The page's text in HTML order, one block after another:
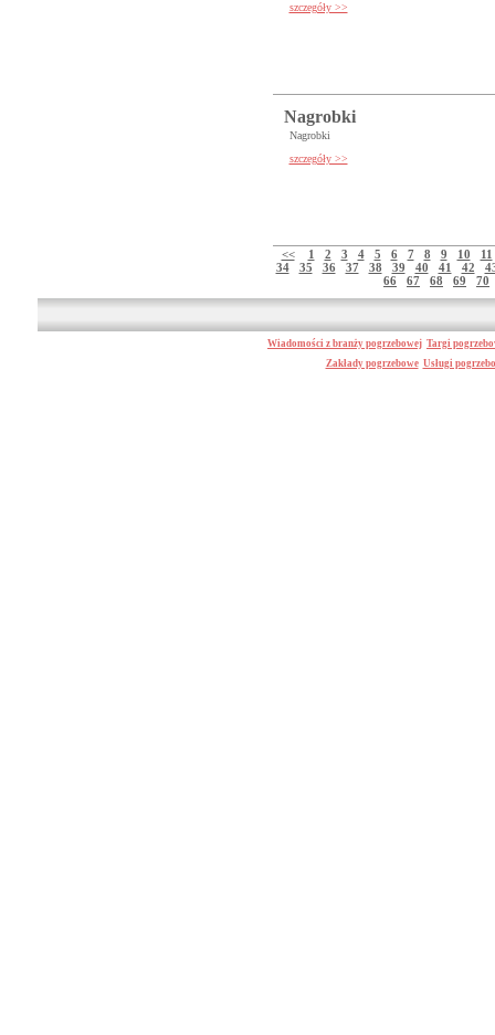
szczegóły >>
Nagrobki
Nagrobki
szczegóły >>
<< 1 2 3 4 5 6 7 8 9 10
11
34
35 36 37 38 39 40 41 42
66
67 68 69 70
Wiadomości z branży pogrzebowej Targi
Zakłady pogrzebowe Usługi